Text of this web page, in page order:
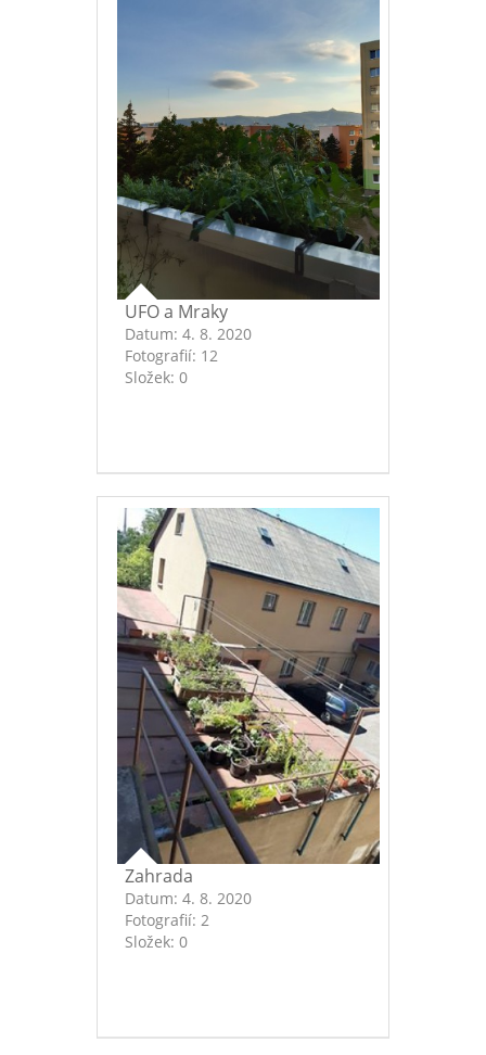
UFO a Mraky
Datum: 4. 8. 2020
Fotografií: 12
Složek: 0
Zahrada
Datum: 4. 8. 2020
Fotografií: 2
Složek: 0